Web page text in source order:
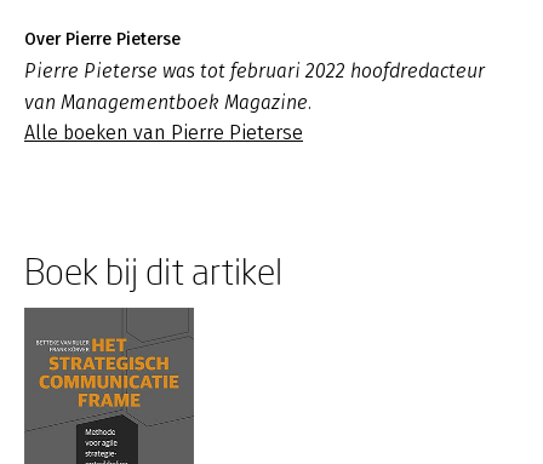
Over Pierre Pieterse
Pierre Pieterse was tot februari 2022 hoofdredacteur
van Managementboek Magazine.
Alle boeken van Pierre Pieterse
Boek bij dit artikel